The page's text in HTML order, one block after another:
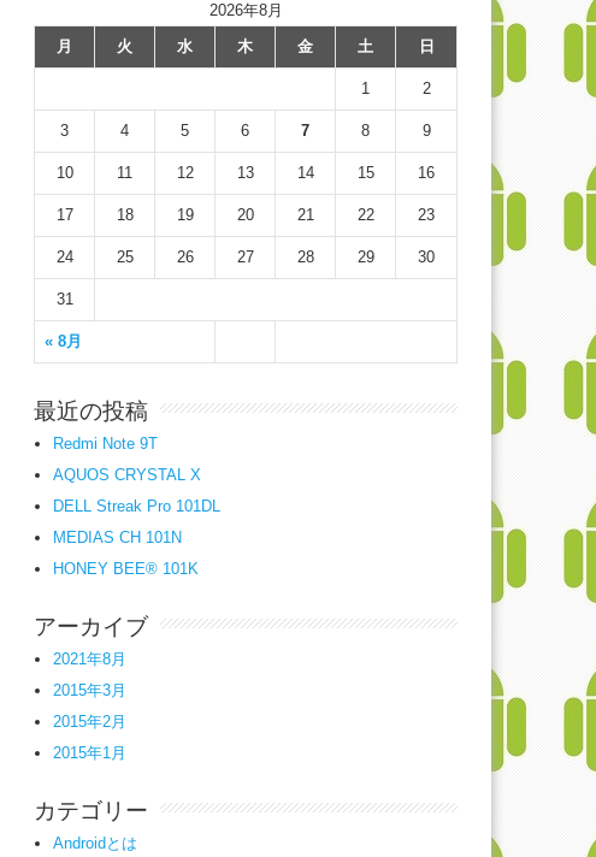
2026年8月
月
火 水 木 金 土 日
« 8月
1 2
3 4 5 6 7 8 9
10 11 12 13 14 15 16
17 18 19 20 21 22 23
24 25 26 27 28 29 30
31
最近の投稿
Redmi Note 9T
AQUOS CRYSTAL X
DELL Streak Pro 101DL
MEDIAS CH 101N
HONEY BEE® 101K
アーカイブ
2021年8月
2015年3月
2015年2月
2015年1月
カテゴリー
Androidとは